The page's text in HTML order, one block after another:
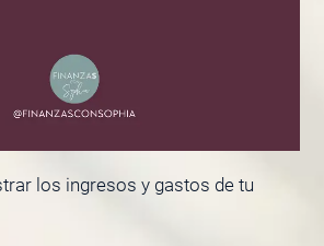
los ingresos y gastos de tu